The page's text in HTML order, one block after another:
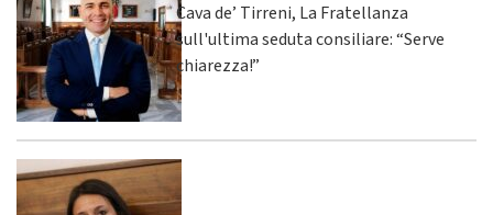
Cava de’ Tirreni, La Fratellanza
sull'ultima seduta consiliare: “Serve
chiarezza!”